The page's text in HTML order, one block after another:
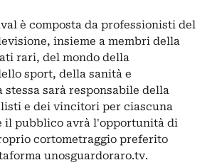
è composta da professionisti del
insieme a membri della
rari, del mondo della
sport, della sanità e
sarà responsabile della
e dei vincitori per ciascuna
il pubblico avrà l'opportunità di
cortometraggio preferito
unosguardoraro.tv.